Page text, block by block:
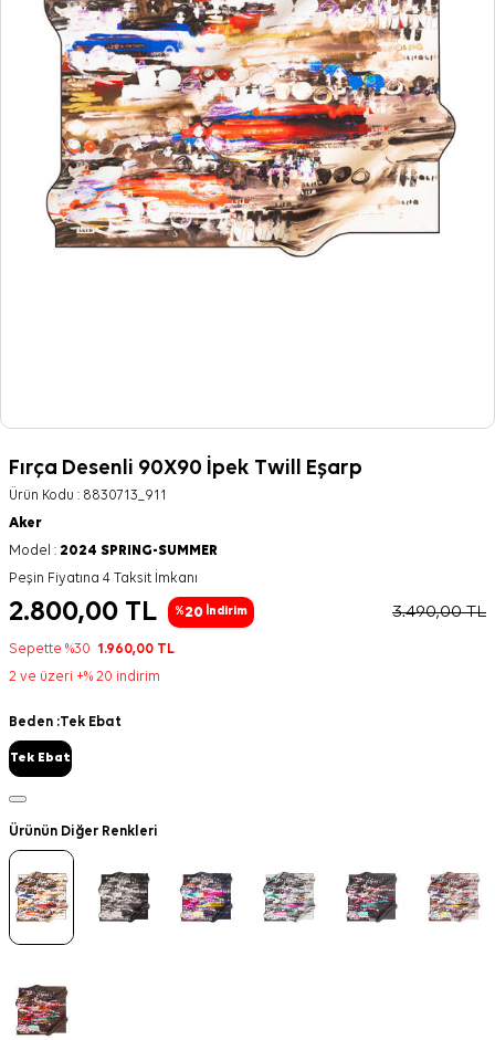
Fırça Desenli 90X90 İpek Twill Eşarp
Ürün Kodu : 8830713_911
Aker
Model : 2024 SPRING-SUMMER
Peşin Fiyatına 4 Taksit İmkanı
2.800,00 TL %20 İndirim 3.490,00TL
Sepette %30 1.960,00 TL
2 ve üzeri +% 20 indirim
Beden :Tek Ebat
Tek Ebat
Ürünün Diğer Renkleri